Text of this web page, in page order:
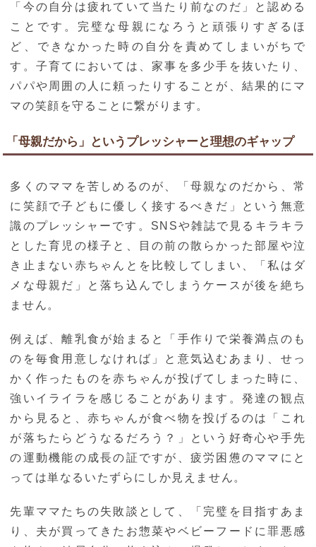
「今の自分は疲れていて当たり前なのだ」と認める
ことです。完璧な母親になろうと頑張りすぎるほ
ど、できなかった時の自分を責めてしまいがちで
す。子育てにおいては、家事を多少手を抜いたり、
パパや周囲の人に頼ったりすることが、結果的にマ
マの笑顔を守ることに繋がります。
「母親だから」というプレッシャーと理想のギャップ
多くのママを苦しめるのが、「母親なのだから、常
に笑顔で子どもに優しく接するべきだ」という無意
識のプレッシャーです。SNSや雑誌で見るキラキラ
とした育児の様子と、目の前の散らかった部屋や泣
き止まない赤ちゃんとを比較してしまい、「私はダ
メな母親だ」と落ち込んでしまうケースが後を絶ち
ません。
例えば、離乳食が始まると「手作りで栄養満点のも
のを毎食用意しなければ」と意気込むあまり、せっ
かく作ったものを赤ちゃんが投げてしまった時に、
強いイライラを感じることがあります。発達の観点
から見ると、赤ちゃんが食べ物を投げるのは「これ
が落ちたらどうなるだろう？」という好奇心や手先
の運動機能の成長の証ですが、疲労困憊のママにと
っては単なるいたずらにしか見えません。
先輩ママたちの失敗談として、「完璧を目指すあま
り、夫が買ってきたお惣菜やベビーフードに罪悪感